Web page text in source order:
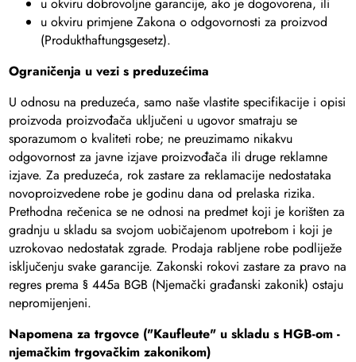
u okviru primjene Zakona o odgovornosti za proizvod
(Produkthaftungsgesetz).
Ograničenja u vezi s preduzećima
U odnosu na preduzeća, samo naše vlastite specifikacije i opisi
proizvoda proizvođača uključeni u ugovor smatraju se
sporazumom o kvaliteti robe; ne preuzimamo nikakvu
odgovornost za javne izjave proizvođača ili druge reklamne
izjave. Za preduzeća, rok zastare za reklamacije nedostataka
novoproizvedene robe je godinu dana od prelaska rizika.
Prethodna rečenica se ne odnosi na predmet koji je korišten za
gradnju u skladu sa svojom uobičajenom upotrebom i koji je
uzrokovao nedostatak zgrade. Prodaja rabljene robe podliježe
isključenju svake garancije. Zakonski rokovi zastare za pravo na
regres prema § 445a BGB (Njemački građanski zakonik) ostaju
nepromijenjeni.
Napomena za trgovce ("Kaufleute" u skladu s HGB-om -
njemačkim trgovačkim zakonikom)